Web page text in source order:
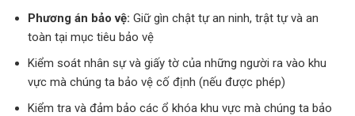
Phương án bảo vệ: Giữ gìn chật tự an ninh, trật tự và an
toàn tại mục tiêu bảo vệ
Kiểm soát nhân sự và giấy tờ của những người ra vào khu
vực mà chúng ta bảo vệ cố định (nếu được phép)
Kiểm tra và đảm bảo các ổ khóa khu vực mà chúng ta bảo